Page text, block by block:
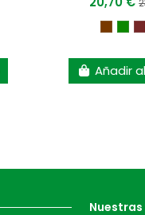
Añadir
Nuestras